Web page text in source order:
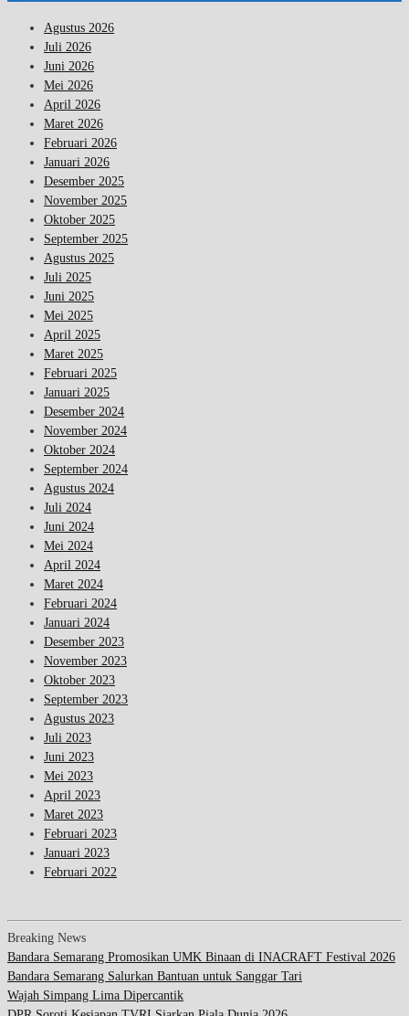
Agustus 2026
Juli 2026
Juni 2026
Mei 2026
April 2026
Maret 2026
Februari 2026
Januari 2026
Desember 2025
November 2025
Oktober 2025
September 2025
Agustus 2025
Juli 2025
Juni 2025
Mei 2025
April 2025
Maret 2025
Februari 2025
Januari 2025
Desember 2024
November 2024
Oktober 2024
September 2024
Agustus 2024
Juli 2024
Juni 2024
Mei 2024
April 2024
Maret 2024
Februari 2024
Januari 2024
Desember 2023
November 2023
Oktober 2023
September 2023
Agustus 2023
Juli 2023
Juni 2023
Mei 2023
April 2023
Maret 2023
Februari 2023
Januari 2023
Februari 2022
Breaking News
Bandara Semarang Promosikan UMK Binaan di INACRAFT Festival 2026
Bandara Semarang Salurkan Bantuan untuk Sanggar Tari
Wajah Simpang Lima Dipercantik